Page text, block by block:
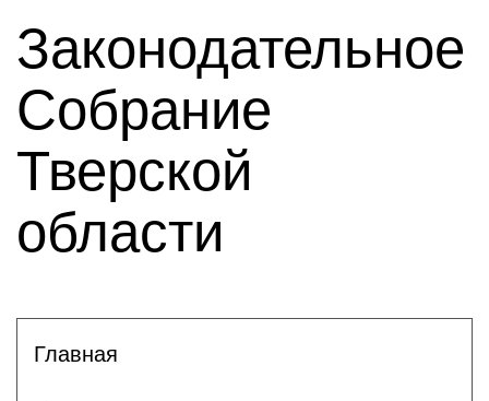
Законодательное
Собрание
Тверской
области
Главная